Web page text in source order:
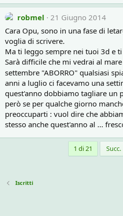
robmel
21 Giugno 2014
Cara Opu, sono in una fase di
voglia di scrivere.
Ma ti leggo sempre nei tuoi 3d e
Sarà difficile che mi vedrai al
settembre "ABORRO" qualsiasi
anni a luglio ci facevamo una
quest'anno dobbiamo tagliare un
però se per qualche giorno
preoccuparti : vuol dire che
stesso anche quest'anno al ...
1 di 21 Succ.
Iscritti